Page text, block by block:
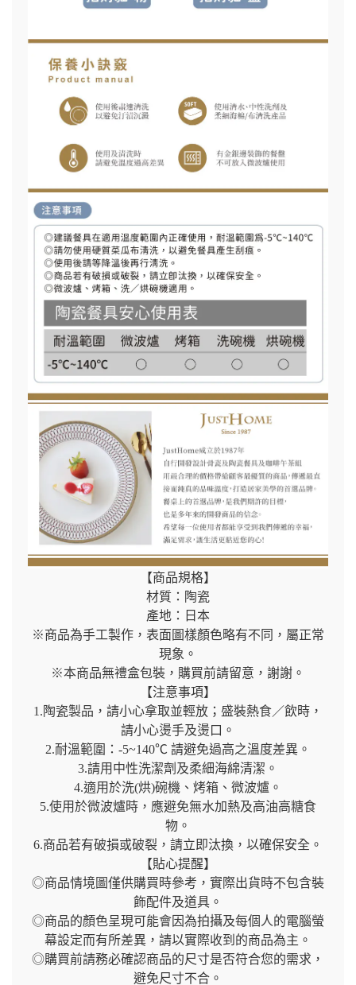
【商品規格】
材質：陶瓷
產地：日本
※商品為手工製作，表面圖樣顏色略有不同，屬正常
現象。
※本商品無禮盒包裝，購買前請留意，謝謝。
【注意事項】
1.陶瓷製品，請小心拿取並輕放；盛裝熱食／飲時，
請小心燙手及燙口。
2.耐溫範圍：-5~140℃ 請避免過高之溫度差異。
3.請用中性洗潔劑及柔細海綿清潔。
4.適用於洗(烘)碗機、烤箱、微波爐。
5.使用於微波爐時，應避免無水加熱及高油高糖食
物。
6.商品若有破損或破裂，請立即汰換，以確保安全。
【貼心提醒】
◎商品情境圖僅供購買時參考，實際出貨時不包含裝
飾配件及道具。
◎商品的顏色呈現可能會因為拍攝及每個人的電腦螢
幕設定而有所差異，請以實際收到的商品為主。
◎購買前請務必確認商品的尺寸是否符合您的需求，
避免尺寸不合。